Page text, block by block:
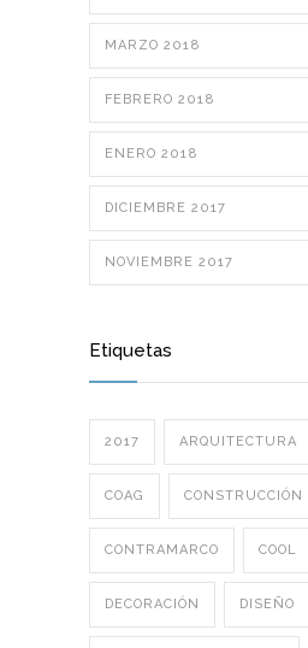
MARZO 2018
FEBRERO 2018
ENERO 2018
DICIEMBRE 2017
NOVIEMBRE 2017
Etiquetas
2017 ARQUITECTURA
COAG CONSTRUCCIÓN
CONTRAMARCO COOL
DECORACIÓN DISEÑO